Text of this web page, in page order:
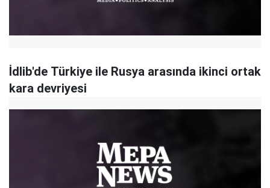
İdlib'de Türkiye ile Rusya arasında ikinci ortak
kara devriyesi